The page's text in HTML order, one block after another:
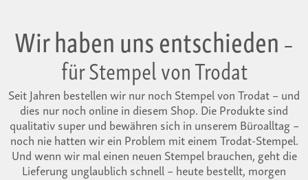
Wir haben uns entschieden–
für Stempel von Trodat
Seit Jahren bestellen wir nur noch Stempel von Trodat – und
dies nur noch online in diesem Shop. Die Produkte sind
qualitativ super und bewähren sich in unserem Büroalltag –
noch nie hatten wir ein Problem mit einem Trodat-Stempel.
Und wenn wir mal einen neuen Stempel brauchen, geht die
Lieferung unglaublich schnell – heute bestellt, morgen